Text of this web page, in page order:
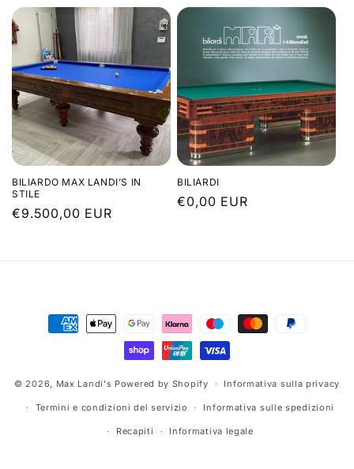
e
z
i
o
n
e
:
BILIARDO MAX LANDI’S IN
STILE
Prezzo
€9.500,00 EUR
BILIARDI
Prezzo
€0,00 EUR
Metodi
© 2026, Max Landi's Powered by Shopify Informativa sulla privacy
Termini e condizioni del servizio Informativa sulle spedizioni
Recapiti Informativa legale